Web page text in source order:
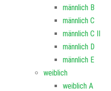
männlich B
männlich C
männlich C II
männlich D
männlich E
weiblich
weiblich A